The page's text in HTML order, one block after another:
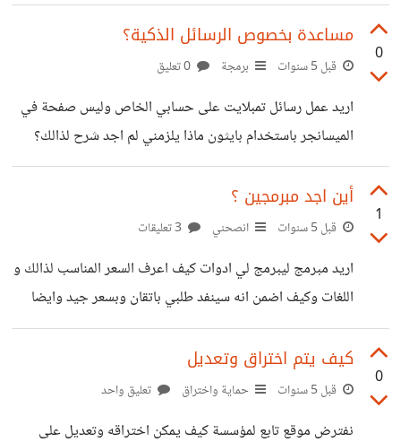
0
مساعدة بخصوص الرسائل الذكية؟
قبل 5 سنوات برمجة
اريد عمل رسائل تمبلايت على حسابي الخاص وليس صفحة في
الميسانجر باستخدام بايثون ماذا يلزمني لم اجد شرح لذالك؟
1
أين اجد مبرمجين ؟
قبل 5 سنوات انصحني
اريد مبرمج ليبرمج لي ادوات كيف اعرف السعر المناسب لذالك و
اللغات وكيف اضمن انه سينفد طلبي باتقان وبسعر جيد وايضا
عمل تحديثات شكرا لكم ؟
0
كيف يتم اختراق وتعديل
قبل 5 سنوات حماية واختراق تعليق واحد
نفترض موقع تابع لمؤسسة كيف يمكن اختراقه وتعديل على